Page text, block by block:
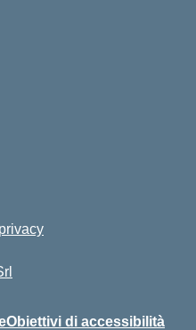
Obiettivi di accessibilità